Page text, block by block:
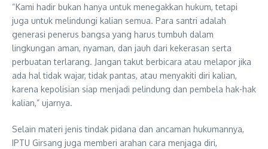
“Kami hadir bukan hanya untuk menegakkan hukum, tetapi
juga untuk melindungi kalian semua. Para santri adalah
generasi penerus bangsa yang harus tumbuh dalam
lingkungan aman, nyaman, dan jauh dari kekerasan serta
perbuatan terlarang. Jangan takut berbicara atau melapor jika
ada hal tidak wajar, tidak pantas, atau menyakiti diri kalian,
karena kepolisian siap menjadi pelindung dan pembela hak-hak
kalian,” ujarnya.
Selain materi jenis tindak pidana dan ancaman hukumannya,
IPTU Girsang juga memberi arahan cara menjaga diri,